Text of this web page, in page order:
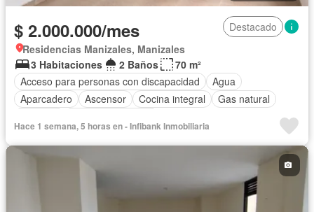
$ 2.000.000/mes
Destacado
Residencias Manizales, Manizales
3 Habitaciones
2 Baños
70 m²
Acceso para personas con discapacidad
Agua
Aparcadero
Ascensor Cocina integral
Gas natural
Hace 1 semana, 5 horas en - Infibank Inmobiliaria